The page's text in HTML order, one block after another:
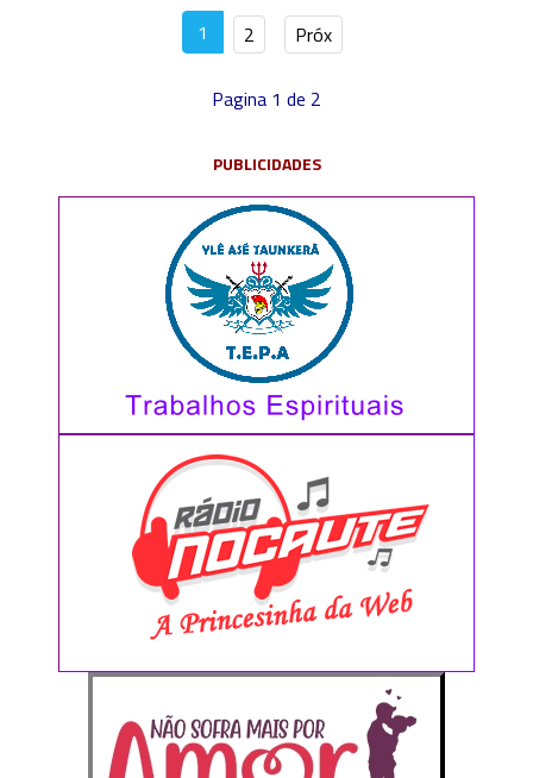
1 2 Próx
Pagina 1 de 2
PUBLICIDADES